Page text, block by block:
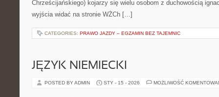
Chrześcijańskiego) kojarzy się wielu osobom z duchowością
wyjścia widać na stronie WŻCh […]
CATEGORIES: PRAWO JAZDY – EGZAMIN BEZ TAJEMNIC
JĘZYK NIEMIECKI
POSTED BY ADMIN STY - 15 - 2026 MOŻLIWOŚĆ